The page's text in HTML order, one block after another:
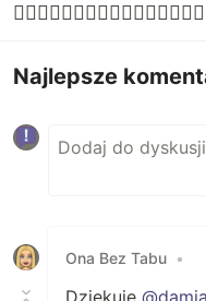
Najlepsze
Ona Bez Tabu •